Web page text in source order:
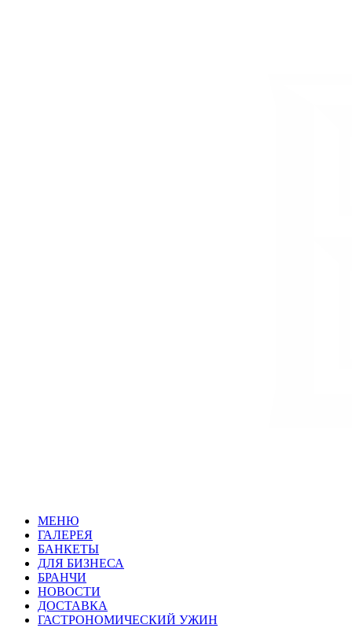
МЕНЮ
ГАЛЕРЕЯ
БАНКЕТЫ
ДЛЯ БИЗНЕСА
БРАНЧИ
НОВОСТИ
ДОСТАВКА
ГАСТРОНОМИЧЕСКИЙ УЖИН